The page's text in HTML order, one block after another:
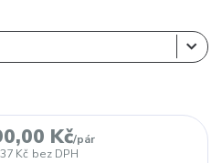
Kč/pár
Kč bez DPH